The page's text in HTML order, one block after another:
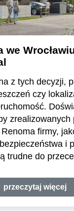
we
z tych decyzji,
czy
zrealizowanych
firmy,
i
trudne do
przeczytaj więcej